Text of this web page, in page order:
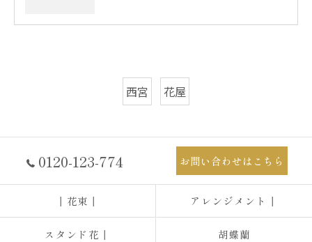
西宮 花屋
0120-123-774 お問い合わせはこちら
┃花束┃ アレンジメント┃
スタンド花┃ 胡蝶蘭